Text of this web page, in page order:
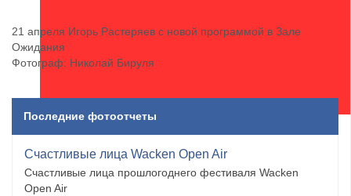
21 апреля Игорь Растеряев с новой программой в Зале
Ожидания
Фотограф: Николай Бируля
Последние фотоотчеты
Счастливые лица Wacken Open Air
Счастливые лица прошлогоднего фестиваля Wacken
Open Air